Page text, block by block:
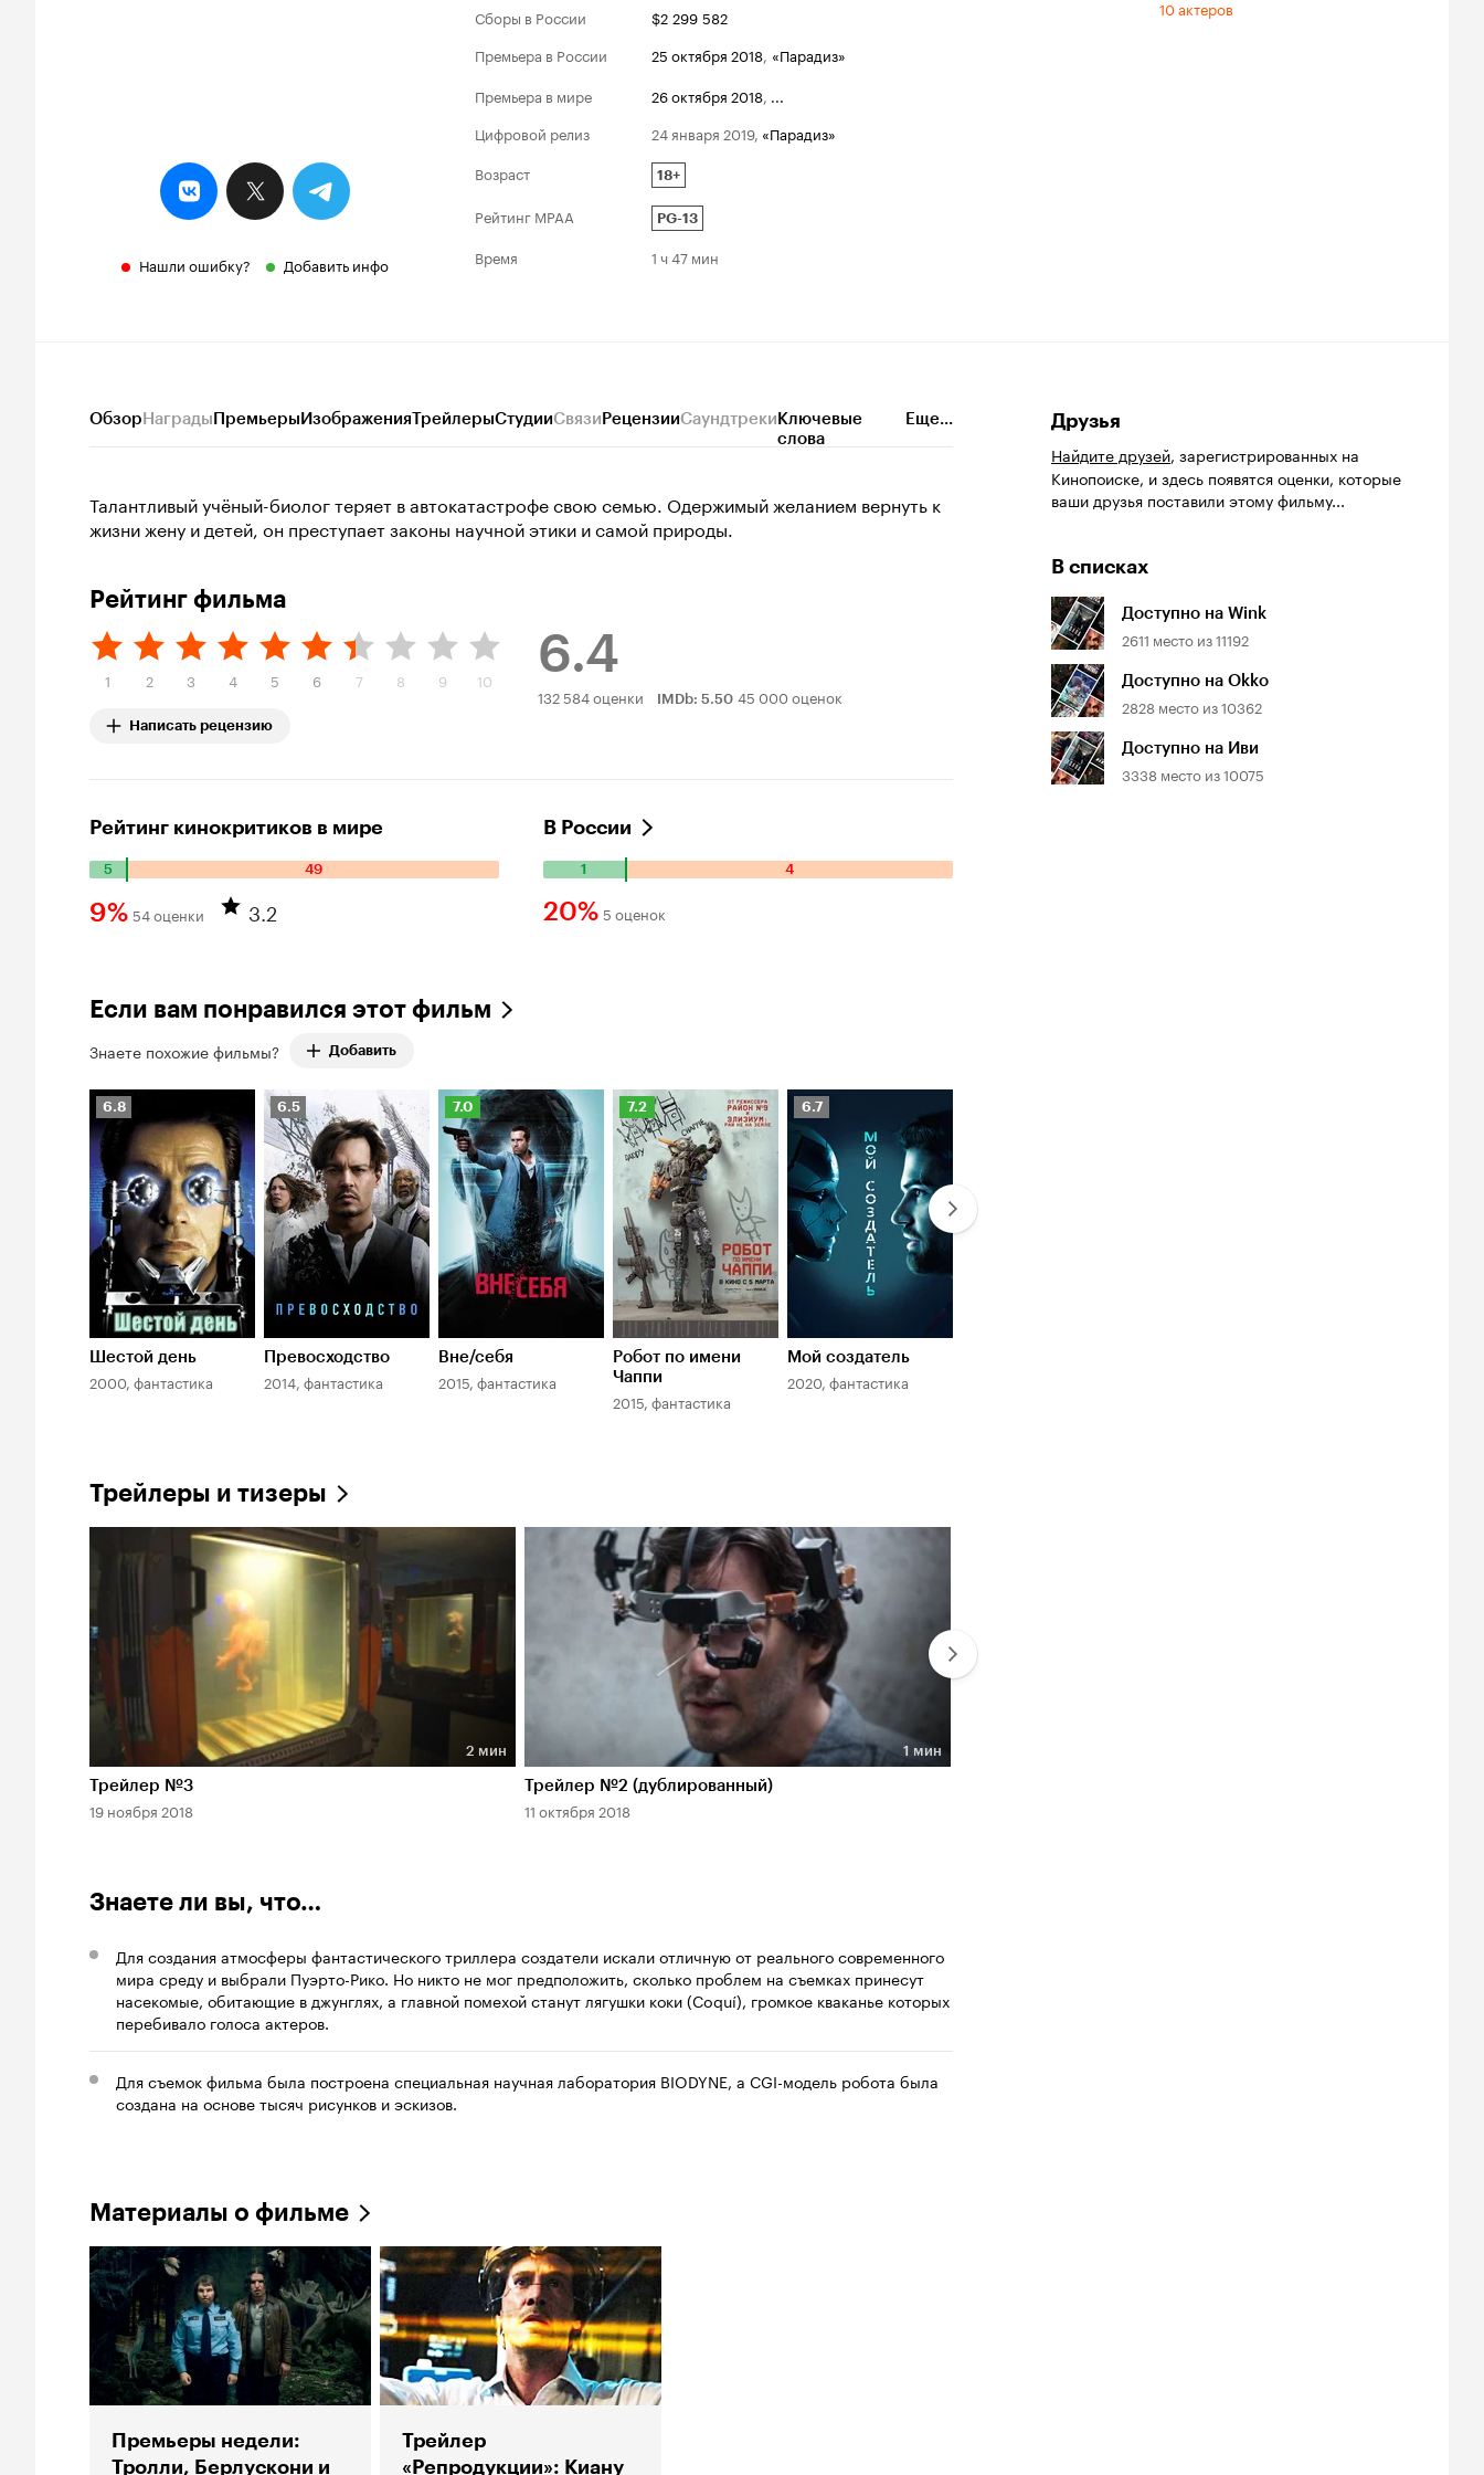
Нашли ошибку? Добавить инфо
Сборы в России
$2 299 582
Премьера в России
25 октября 2018, «Парадиз»
Премьера в мире
26 октября 2018
Цифровой релиз
24 января 2019, «Парадиз»
Возраст
18+
Рейтинг MPAA PG-13
Время 1 ч 47 мин
10 актеров
ОбзорНаградыПремьерыИзображенияТрейлерыСтудииСвязиРецензииСаундтрекиКлючевые
слова
Еще...
Талантливый учёный-биолог теряет в автокатастрофе свою семью. Одержимый желанием вернуть к
жизни жену и детей, он преступает законы научной этики и самой природы.
Рейтинг фильма
1 2 3 4 5 6 7 8 9 10
Написать рецензию
6.4
Рейтинг
6.4
132 584 оценки IMDb: 5.50 45 000 оценок
Рейтинг кинокритиков в мире
5 49
Количество
положительных
оценок:
оценок:
9%
9%
54 оценки 3.2
В России
1 4
Количество
положительных
оценок:
20% 5 оценок
Если вам понравился этот фильм
Знаете похожие фильмы? Добавить
Рейтинг
Кинопоиска
6.8
6.8
Шестой день
2000, фантастика
Рейтинг
Кинопоиска
6.5
6.5
Превосходство
2014, фантастика
Рейтинг
Кинопоиска
7.0
7.0
Вне/себя
2015, фантастика
Рейтинг
Кинопоиска
7.2
7.2
Робот по имени
Чаппи
2015, фантастика
Рейтинг
Кинопоиска
6.7
6.7
Мой создатель
2020, фантастика
Трейлеры и тизеры
Длительность 2 мин
2 мин
Трейлер №3
19 ноября 2018
Длительность 1 мин
1 мин
Трейлер №2 (дублированный)
11 октября 2018
Знаете ли вы, что…
Для создания атмосферы фантастического триллера создатели искали отличную от реального современного
мира среду и выбрали Пуэрто-Рико. Но никто не мог предположить, сколько проблем на съемках принесут
насекомые, обитающие в джунглях, а главной помехой станут лягушки коки (Coquí), громкое кваканье которых
перебивало голоса актеров.
Для съемок фильма была построена специальная научная лаборатория BIODYNE, а CGI-модель робота была
создана на основе тысяч рисунков и эскизов.
Материалы о фильме
Премьеры недели:
Тролли, Берлускони и
Трейлер
«Репродукции»: Киану
Друзья
Найдите друзей, зарегистрированных на
Кинопоиске, и здесь появятся оценки, которые
ваши друзья поставили этому фильму...
В списках
Доступно на Wink
2611 место из11192
Доступно на Okko
2828 место из10362
Доступно на Иви
3338 место из10075